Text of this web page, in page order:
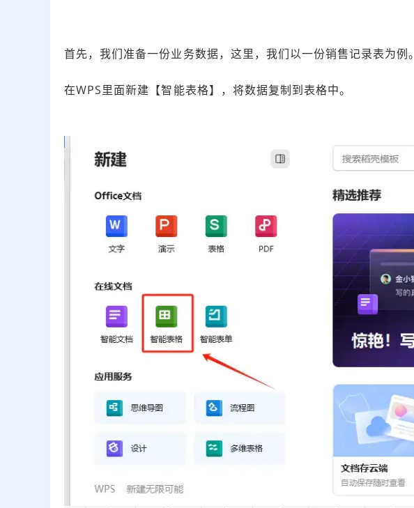
首先，我们准备一份业务数据，这里，我们以一份销售记录表为例。
在WPS里面新建【智能表格】，将数据复制到表格中。